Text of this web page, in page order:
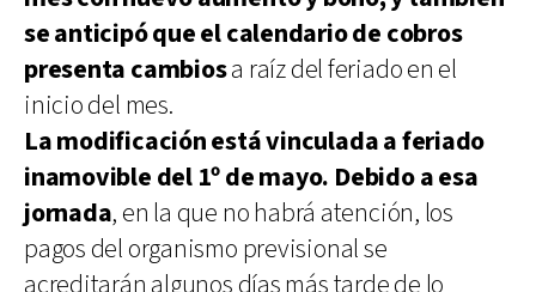
se anticipó que el calendario de cobros
presenta cambiosa raíz del feriado en el
inicio del mes.
La modificación está vinculada a feriado
inamovible del 1º de mayo. Debido a esa
jornada, en la que no habrá atención, los
pagos del organismo previsional se
acreditarán algunos días más tarde de lo